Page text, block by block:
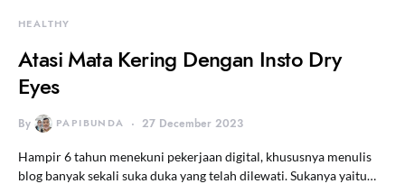
HEALTHY
Atasi Mata Kering Dengan Insto Dry
Eyes
By PAPIBUNDA 27 December 2023
Hampir 6 tahun menekuni pekerjaan digital, khususnya menulis
blog banyak sekali suka duka yang telah dilewati. Sukanya yaitu…